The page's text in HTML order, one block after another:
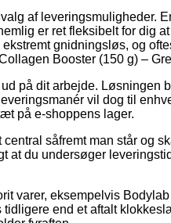
af leveringsmuligheder.
er ret fleksibelt for dig
gnidningsløs, og
Booster (150 g) –
på dit arbejde. Løsningen
vil dog til
på e-shoppens lager.
såfremt man står og
at du undersøger
varer, eksempelvis
end et aftalt